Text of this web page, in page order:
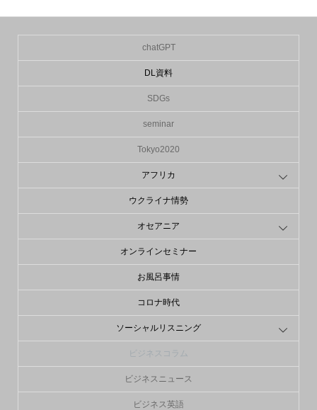
chatGPT
DL資料
SDGs
seminar
Tokyo2020
アフリカ
ウクライナ情勢
オセアニア
オンラインセミナー
お風呂事情
コロナ時代
ソーシャルリスニング
ビジネスコラム
ビジネスニュース
ビジネス英語